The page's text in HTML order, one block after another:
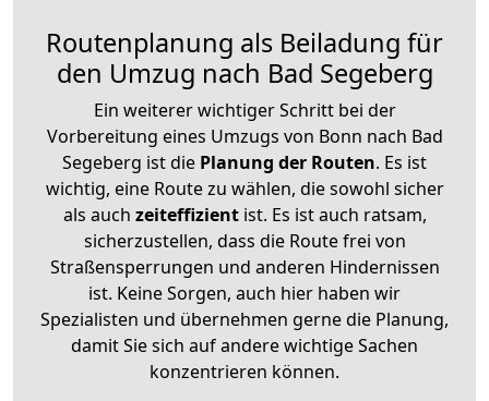
Routenplanung als Beiladung für
den Umzug nach Bad Segeberg
Ein weiterer wichtiger Schritt bei der
Vorbereitung eines Umzugs von Bonn nach Bad
Segeberg ist die Planung der Routen. Es ist
wichtig, eine Route zu wählen, die sowohl sicher
als auch zeiteffizientist. Es ist auch ratsam,
sicherzustellen, dass die Route frei von
Straßensperrungen und anderen Hindernissen
ist. Keine Sorgen, auch hier haben wir
Spezialisten und übernehmen gerne die Planung,
damit Sie sich auf andere wichtige Sachen
konzentrieren können.